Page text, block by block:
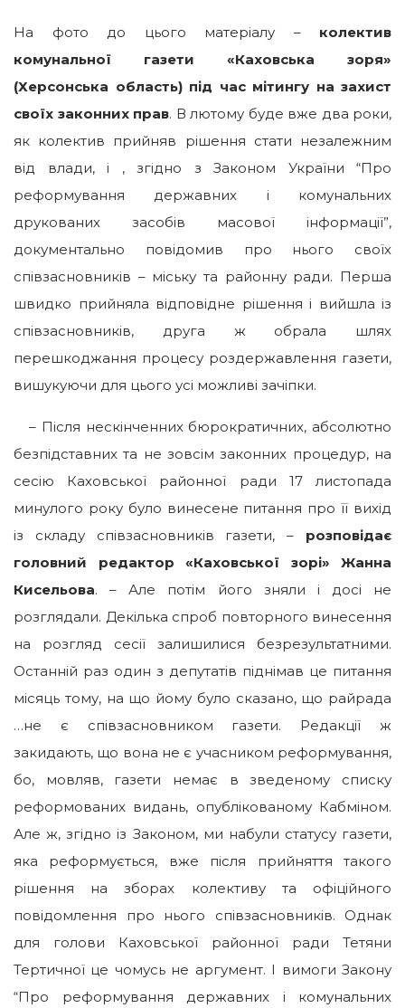
На фото до цього матеріалу – колектив
комунальної газети «Каховська зоря»
(Херсонська область) під час мітингу на захист
своїх законних прав. В лютому буде вже два роки,
як колектив прийняв рішення стати незалежним
від влади, і , згідно з Законом України “Про
реформування державних і комунальних
друкованих засобів масової інформації”,
документально повідомив про нього своїх
співзасновників – міську та районну ради. Перша
швидко прийняла відповідне рішення і вийшла із
співзасновників, друга ж обрала шлях
перешкоджання процесу роздержавлення газети,
вишукуючи для цього усі можливі зачіпки.
– Після нескінченних бюрократичних, абсолютно
безпідставних та не зовсім законних процедур, на
сесію Каховської районної ради 17 листопада
минулого року було винесене питання про її вихід
із складу співзасновників газети, – розповідає
головний редактор «Каховської зорі» Жанна
Кисельова. – Але потім його зняли і досі не
розглядали. Декілька спроб повторного винесення
на розгляд сесії залишилися безрезультатними.
Останній раз один з депутатів піднімав це питання
місяць тому, на що йому було сказано, що райрада
…не є співзасновником газети. Редакції ж
закидають, що вона не є учасником реформування,
бо, мовляв, газети немає в зведеному списку
реформованих видань, опублікованому Кабміном.
Але ж, згідно із Законом, ми набули статусу газети,
яка реформується, вже після прийняття такого
рішення на зборах колективу та офіційного
повідомлення про нього співзасновників. Однак
для голови Каховської районної ради Тетяни
Тертичної це чомусь не аргумент. І вимоги Закону
“Про реформування державних і комунальних